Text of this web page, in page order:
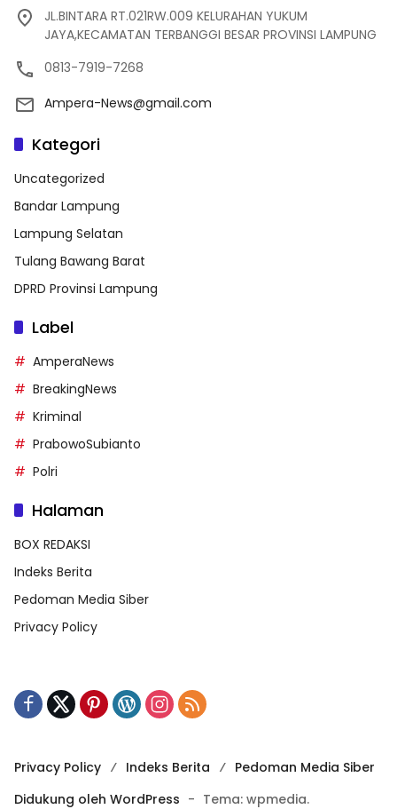
JL.BINTARA RT.021RW.009 KELURAHAN YUKUM
JAYA,KECAMATAN TERBANGGI BESAR PROVINSI LAMPUNG
0813-7919-7268
Ampera-News@gmail.com
Kategori
Uncategorized
Bandar Lampung
Lampung Selatan
Tulang Bawang Barat
DPRD Provinsi Lampung
Label
AmperaNews
BreakingNews
Kriminal
PrabowoSubianto
Polri
Halaman
BOX REDAKSI
Indeks Berita
Pedoman Media Siber
Privacy Policy
Privacy Policy Indeks Berita
Pedoman Media Siber
Didukung oleh WordPress - Tema: wpmedia.